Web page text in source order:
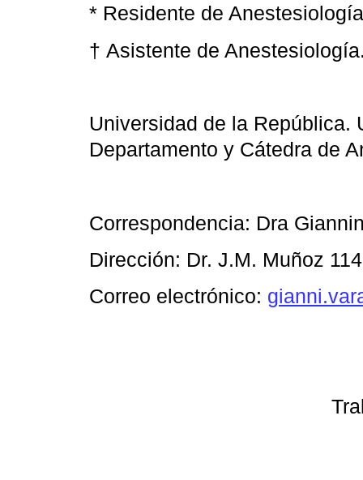
* Residente de
† Asistente de
Universidad de la República.
Departamento y Cátedra de
Correspondencia: Dra
Dirección: Dr. J.M. Muñoz
Correo electrónico: